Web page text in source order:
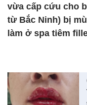
vừa cấp cứu cho
từ Bắc Ninh) bị
làm ở spa tiêm